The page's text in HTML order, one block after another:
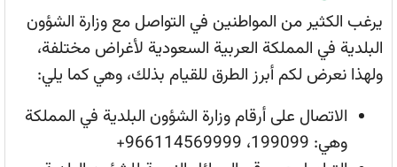
يرغب الكثير من المواطنين في التواصل مع وزارة الشؤون
البلدية في المملكة العربية السعودية لأغراض مختلفة،
ولهذا نعرض لكم أبرز الطرق للقيام بذلك، وهي كما يلي:
الاتصال على أرقام وزارة الشؤون البلدية في المملكة
وهي: 199099، 966114569999+